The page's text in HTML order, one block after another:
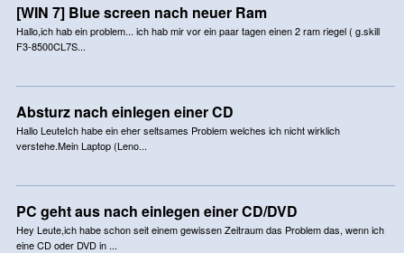
[WIN 7] Blue screen nach neuer Ram
Hallo,ich hab ein problem... ich hab mir vor ein paar tagen einen 2 ram riegel ( g.skill
F3-8500CL7S...
Absturz nach einlegen einer CD
Hallo LeuteIch habe ein eher seltsames Problem welches ich nicht wirklich
verstehe.Mein Laptop (Leno...
PC geht aus nach einlegen einer CD/DVD
Hey Leute,ich habe schon seit einem gewissen Zeitraum das Problem das, wenn ich
eine CD oder DVD in ...